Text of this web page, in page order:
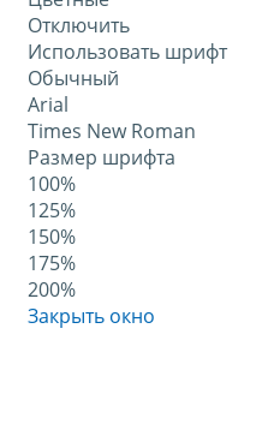
Отключить
Использовать шрифт
Обычный
Arial
Times New Roman
Размер шрифта
100%
125%
150%
175%
200%
Закрыть окно